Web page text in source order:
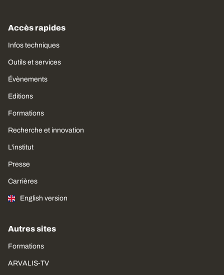
Accès rapides
Infos techniques
Outils et services
Évènements
Editions
Formations
Recherche et innovation
L'institut
Presse
Carrières
English version
Autres sites
Formations
ARVALIS-TV